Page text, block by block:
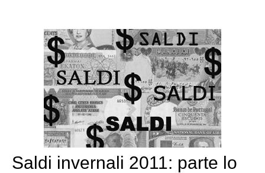
Saldi invernali 2011: parte lo